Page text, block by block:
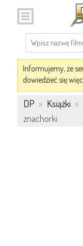
Informujemy, że
dowiedzieć się
DP » Książki »
znachorki